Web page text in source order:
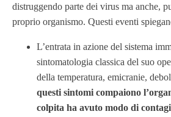
distruggendo parte dei virus ma anche,
proprio organismo. Questi eventi
L’entrata in azione del sistema
sintomatologia classica del suo
della temperatura, emicranie,
questi sintomi compaiono
colpita ha avuto modo di